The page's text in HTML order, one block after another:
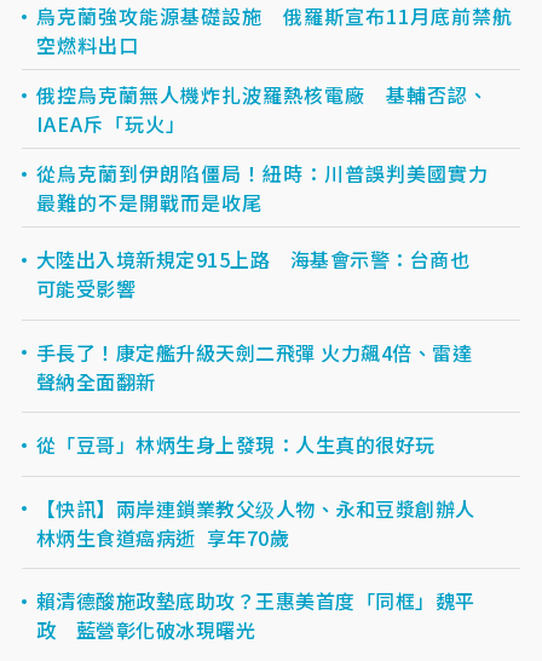
烏克蘭強攻能源基礎設施 俄羅斯宣布11月底前禁航
空燃料出口
俄控烏克蘭無人機炸扎波羅熱核電廠 基輔否認、
IAEA斥「玩火」
從烏克蘭到伊朗陷僵局！紐時：川普誤判美國實力
最難的不是開戰而是收尾
大陸出入境新規定915上路 海基會示警：台商也
可能受影響
手長了！康定艦升級天劍二飛彈 火力飆4倍、雷達
聲納全面翻新
從「豆哥」林炳生身上發現：人生真的很好玩
【快訊】兩岸連鎖業教父级人物、永和豆漿創辦人
林炳生食道癌病逝 享年70歲
賴清德酸施政墊底助攻？王惠美首度「同框」魏平
政 藍營彰化破冰現曙光